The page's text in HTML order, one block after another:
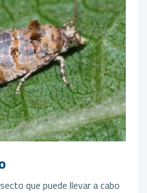
que puede llevar a cabo